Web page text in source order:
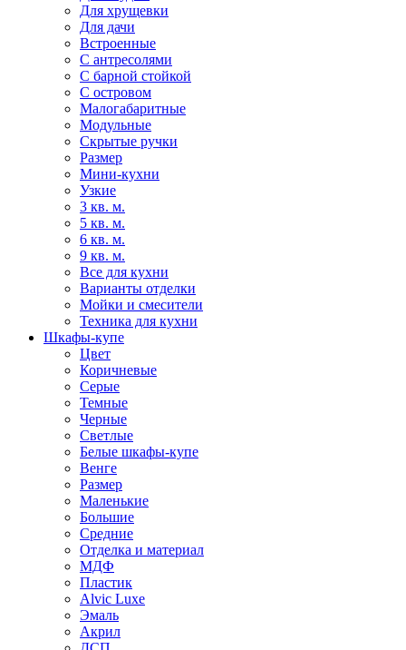
Для хрущевки
Для дачи
Встроенные
С антресолями
С барной стойкой
С островом
Малогабаритные
Модульные
Скрытые ручки
Размер
Мини-кухни
Узкие
3 кв. м.
5 кв. м.
6 кв. м.
9 кв. м.
Все для кухни
Варианты отделки
Мойки и смесители
Техника для кухни
Шкафы-купе
Цвет
Коричневые
Серые
Темные
Черные
Светлые
Белые шкафы-купе
Венге
Размер
Маленькие
Большие
Средние
Отделка и материал
МДФ
Пластик
Alvic Luxe
Эмаль
Акрил